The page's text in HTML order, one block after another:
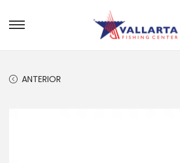
ANTERIOR